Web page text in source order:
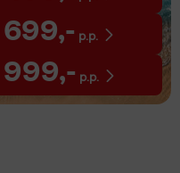
699,- p.p.
999,- p.p.